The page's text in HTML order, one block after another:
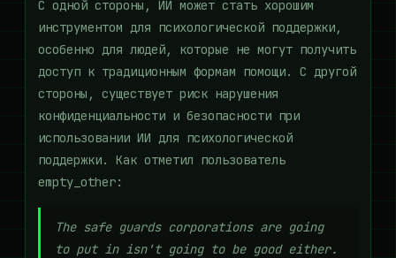
С одной стороны, ИИ может стать хорошим
инструментом для психологической поддержки,
особенно для людей, которые не могут получить
доступ к традиционным формам помощи. С другой
стороны, существует риск нарушения
конфиденциальности и безопасности при
использовании ИИ для психологической
поддержки. Как отметил пользователь
empty_other:
The safe guards corporations are going
to put in isn't going to be good either.